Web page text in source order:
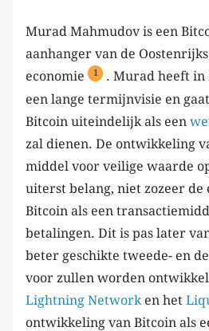
Murad Mahmudov is een
aanhanger van de
economie
1
. Murad heeft
een lange termijnvisie en
Bitcoin uiteindelijk als een
zal dienen. De ontwikkeling
middel voor veilige waarde
uiterst belang, niet zozeer
Bitcoin als een
betalingen. Dit is pas later
beter geschikte tweede- en
voor zullen worden
Lightning Network en het
ontwikkeling van Bitcoin als